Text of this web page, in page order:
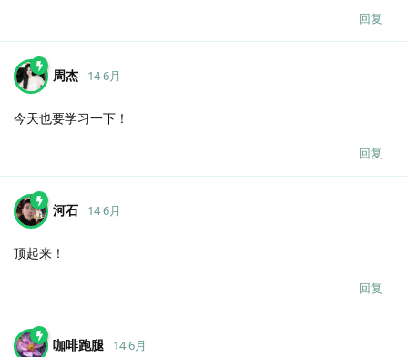
回复
周杰 14 6月
今天也要学习一下！
回复
河石 14 6月
顶起来！
回复
咖啡跑腿 14 6月